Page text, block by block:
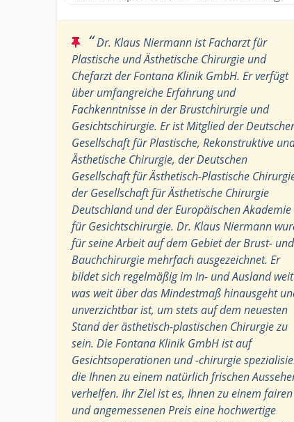
“Dr. Klaus Niermann ist Facharzt für
Plastische und Ästhetische Chirurgie und
Chefarzt der Fontana Klinik GmbH. Er verfügt
über umfangreiche Erfahrung und
Fachkenntnisse in der Brustchirurgie und
Gesichtschirurgie. Er ist Mitglied der
Gesellschaft für Plastische, Rekonstruktive
Ästhetische Chirurgie, der Deutschen
Gesellschaft für Ästhetisch-Plastische
der Gesellschaft für Ästhetische Chirurgie
Deutschland und der Europäischen Akademie
für Gesichtschirurgie. Dr. Klaus Niermann
für seine Arbeit auf dem Gebiet der Brust- und
Bauchchirurgie mehrfach ausgezeichnet. Er
bildet sich regelmäßig im In- und Ausland
was weit über das Mindestmaß hinausgeht
unverzichtbar ist, um stets auf dem neuesten
Stand der ästhetisch-plastischen Chirurgie zu
sein. Die Fontana Klinik GmbH ist auf
Gesichtsoperationen und -chirurgie
die Ihnen zu einem natürlich frischen
verhelfen. Ihr Ziel ist es, Ihnen zu einem fairen
und angemessenen Preis eine hochwertige